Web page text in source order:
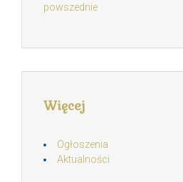
powszednie
Więcej
Ogłoszenia
Aktualności